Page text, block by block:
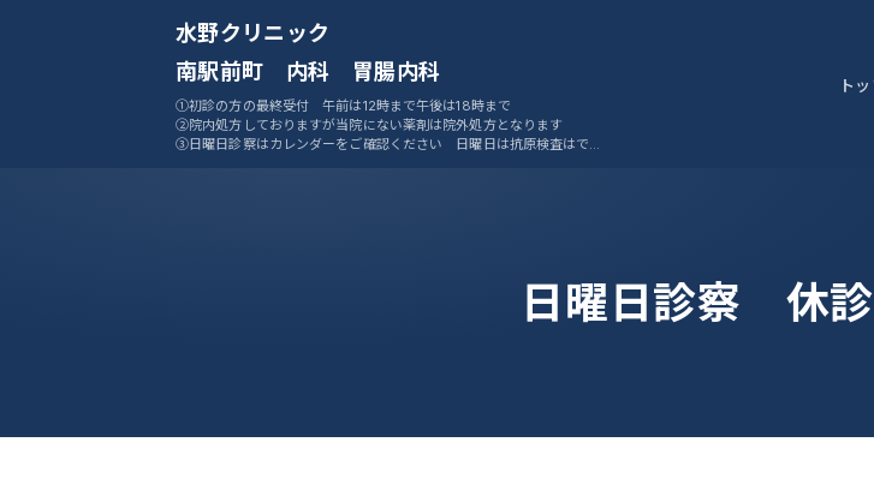
水野クリニック
南駅前町 内科 胃腸内科
①初診の方の最終受付 午前は12時まで午後は18時まで
②院内処方しておりますが当院にない薬剤は院外処方となります
③日曜日診察はカレンダーをご確認ください 日曜日は抗原検査はでき
ト
日曜日診察 休